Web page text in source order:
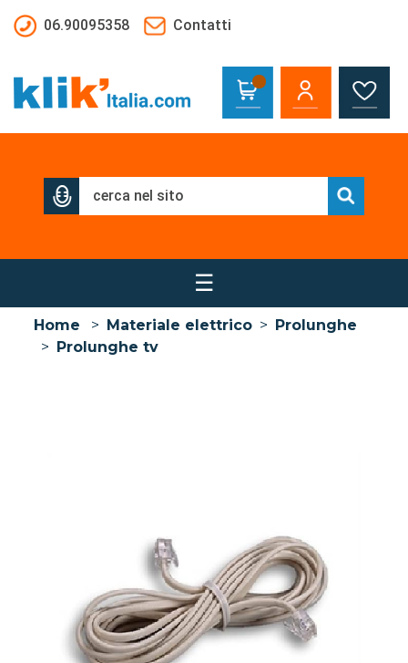
06.90095358
Contatti
☰
Home > Materiale elettrico > Prolunghe
> Prolunghe tv